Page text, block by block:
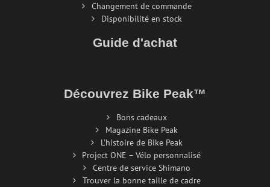
Changement de commande
Disponibilité en stock
Guide d'achat
Découvrez Bike Peak™
Bons cadeaux
Magazine Bike Peak
L'histoire de Bike Peak
Project ONE – Vélo personnalisé
Centre de service Shimano
Trouver la bonne taille de cadre